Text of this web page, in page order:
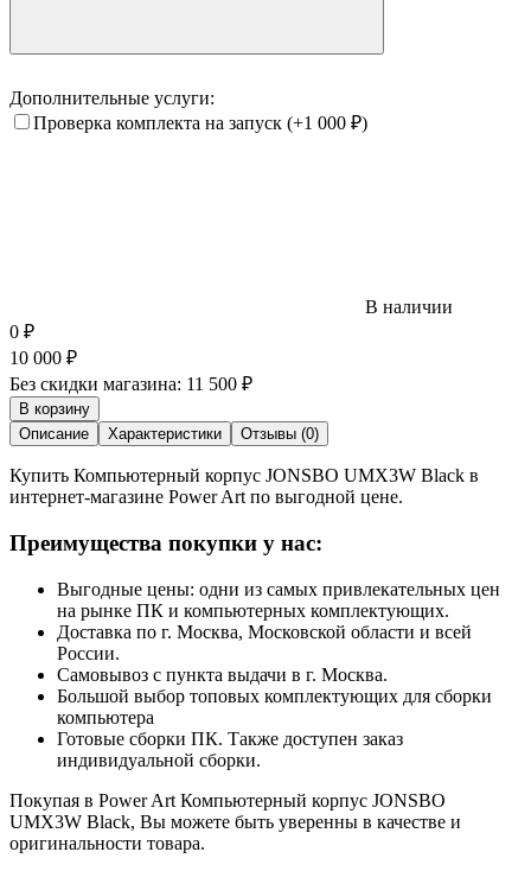
Дополнительные услуги:
Проверка комплекта на запуск (+1 000 ₽)
В наличии
0 ₽
10 000 ₽
Без скидки магазина: 11 500 ₽
В корзину
Описание
Характеристики Отзывы (0)
Купить Компьютерный корпус JONSBO UMX3W Black в
интернет-магазине Power Art по выгодной цене.
Преимущества покупки у нас:
Выгодные цены: одни из самых привлекательных цен
на рынке ПК и компьютерных комплектующих.
Доставка по г. Москва, Московской области и всей
России.
Самовывоз с пункта выдачи в г. Москва.
Большой выбор топовых комплектующих для сборки
компьютера
Готовые сборки ПК. Также доступен заказ
индивидуальной сборки.
Покупая в Power Art Компьютерный корпус JONSBO
UMX3W Black, Вы можете быть уверенны в качестве и
оригинальности товара.